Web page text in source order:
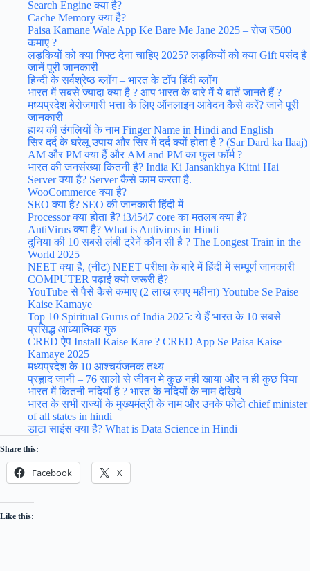
Search Engine क्या है?
Cache Memory क्या है?
Paisa Kamane Wale App Ke Bare Me Jane 2025 – रोज ₹500
कमाए ?
लड़कियों को क्या गिफ्ट देना चाहिए 2025? लड़कियों को क्या Gift पसंद है
जानें पूरी जानकारी
हिन्‍दी के सर्वश्रेष्‍ठ ब्‍लॉग – भारत के टॉप हिंदी ब्लॉग
भारत में सबसे ज्यादा क्या है ? आप भारत के बारे में ये बातें जानते हैं ?
मध्यप्रदेश बेरोजगारी भत्ता के लिए ऑनलाइन आवेदन कैसे करें? जाने पूरी
जानकारी
हाथ की उंगलियों के नाम Finger Name in Hindi and English
सिर दर्द के घरेलू उपाय और सिर में दर्द क्यों होता है ? (Sar Dard ka Ilaaj)
AM और PM क्या हैं और AM and PM का फुल फॉर्म ?
भारत की जनसंख्या कितनी है? India Ki Jansankhya Kitni Hai
Server क्या है? Server कैसे काम करता है.
WooCommerce क्या है?
SEO क्या है? SEO की जानकारी हिंदी में
Processor क्या होता है? i3/i5/i7 core का मतलब क्या है?
AntiVirus क्या है? What is Antivirus in Hindi
दुनिया की 10 सबसे लंबी ट्रेनें कौन सी है ? The Longest Train in the
World 2025
NEET क्या है, (नीट) NEET परीक्षा के बारे में हिंदी में सम्पूर्ण जानकारी
COMPUTER पढ़ाई क्यो जरूरी है?
YouTube से पैसे कैसे कमाए (2 लाख रुपए महीना) Youtube Se Paise
Kaise Kamaye
Top 10 Spiritual Gurus of India 2025: ये हैं भारत के 10 सबसे
प्रसिद्ध आध्यात्मिक गुरु
CRED ऐप Install Kaise Kare ? CRED App Se Paisa Kaise
Kamaye 2025
मध्यप्रदेश के 10 आश्चर्यजनक तथ्य
प्रह्लाद जानी – 76 सालो से जीवन मे कुछ नही खाया और न ही कुछ पिया
भारत में कितनी नदियाँ है ? भारत के नदियों के नाम देखिये
भारत के सभी राज्यों के मुख्यमंत्री के नाम और उनके फोटो chief minister
of all states in hindi
डाटा साइंस क्या है? What is Data Science in Hindi
Share this:
Facebook X
Like this: